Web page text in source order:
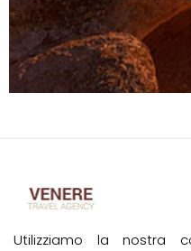
Utilizziamo la nostra